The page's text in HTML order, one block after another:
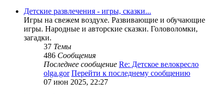
Детские развлечения - игры, сказки...
Игры на свежем воздухе. Развивающие и обучающие
игры. Народные и авторские сказки. Головоломки,
загадки.
37 Темы
486 Сообщения
Последнее сообщение Re: Детское велокресло
olga.gor Перейти к последнему сообщению
07 июн 2025, 22:27